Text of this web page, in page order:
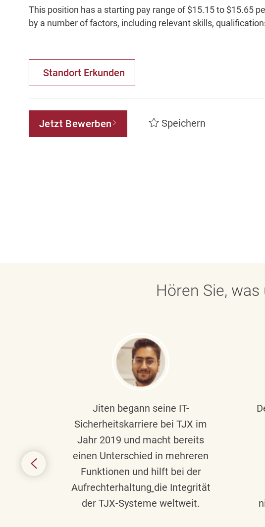
This position has a starting pay range of $15.15 to $15.65
by a number of factors, including relevant skills,
Standort Erkunden
Jetzt Bewerben Speichern
Hören Sie,
Jiten begann seine IT-
Sicherheitskarriere bei TJX im
Jahr 2019 und macht bereits
einen Unterschied in mehreren
Funktionen und hilft bei der
Aufrechterhaltung die Integrität
der TJX-Systeme weltweit.